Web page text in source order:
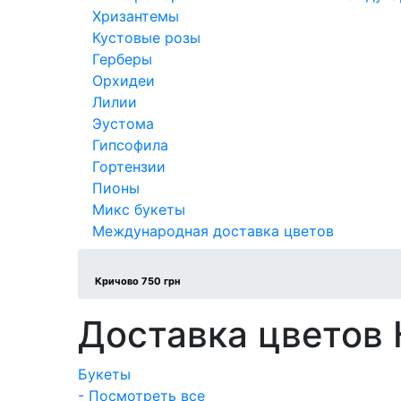
Хризантемы
Кустовые розы
Герберы
Орхидеи
Лилии
Эустома
Гипсофила
Гортензии
Пионы
Микс букеты
Международная доставка цветов
Кричово 750 грн
Доставка цветов
Букеты
- Посмотреть все